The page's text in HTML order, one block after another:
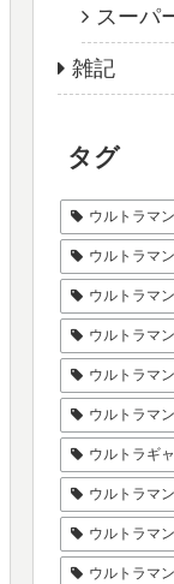
スーパ
雑記
タグ
ウルトラマ
ウルトラマ
ウルトラマ
ウルトラマ
ウルトラマ
ウルトラマ
ウルトラギ
ウルトラマ
ウルトラマ
ウルトラマ